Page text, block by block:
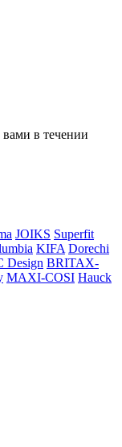
в течении
JOIKS Superfit
KIFA Dorechi
Design BRITAX-
MAXI-COSI Hauck